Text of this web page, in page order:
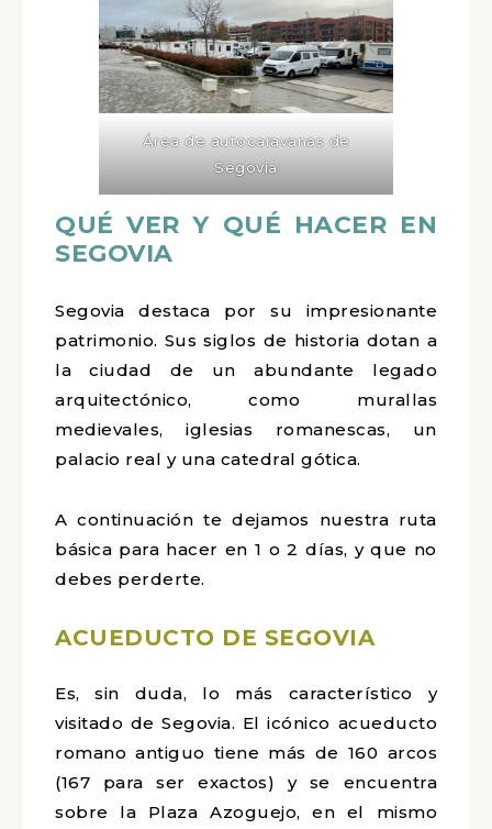
Área de autocaravanas de
Segovia
QUÉ VER Y QUÉ HACER EN
SEGOVIA
Segovia destaca por su impresionante
patrimonio. Sus siglos de historia dotan a
la ciudad de un abundante legado
arquitectónico, como murallas
medievales, iglesias romanescas, un
palacio real y una catedral gótica.
A continuación te dejamos nuestra ruta
básica para hacer en 1 o 2 días, y que no
debes perderte.
ACUEDUCTO DE SEGOVIA
Es, sin duda, lo más característico y
visitado de Segovia. El icónico acueducto
romano antiguo tiene más de 160 arcos
(167 para ser exactos) y se encuentra
sobre la Plaza Azoguejo, en el mismo